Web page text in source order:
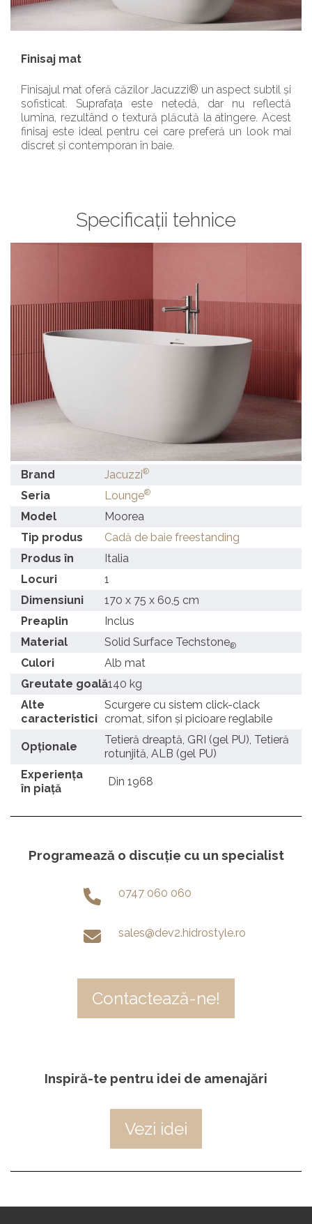
Finisaj mat
Finisajul mat oferă căzilor Jacuzzi® un aspect subtil și
sofisticat. Suprafața este netedă, dar nu reflectă
lumina, rezultând o textură plăcută la atingere. Acest
finisaj este ideal pentru cei care preferă un look mai
discret și contemporan în baie.
Specificații tehnice
Brand Jacuzzi®
Seria Lounge®
Model
Moorea
Tip produs
Cadă de baie freestanding
Produs în
Italia
Locuri
1
Dimensiuni
170 x 75 x 60,5 cm
Preaplin
Inclus
Material
Solid Surface Techstone®
Culori
Alb mat
Greutate goală140 kg
Alte
caracteristici
Scurgere cu sistem click-clack
cromat, sifon și picioare reglabile
Opționale
Tetieră dreaptă, GRI (gel PU), Tetieră
rotunjită, ALB (gel PU)
Experienţa
în piaţă
Din 1968
Programează o discuție cu un specialist
0747 060 060
sales@dev2.hidrostyle.ro
Contactează-ne!
Inspiră-te pentru idei de amenajări
Vezi idei